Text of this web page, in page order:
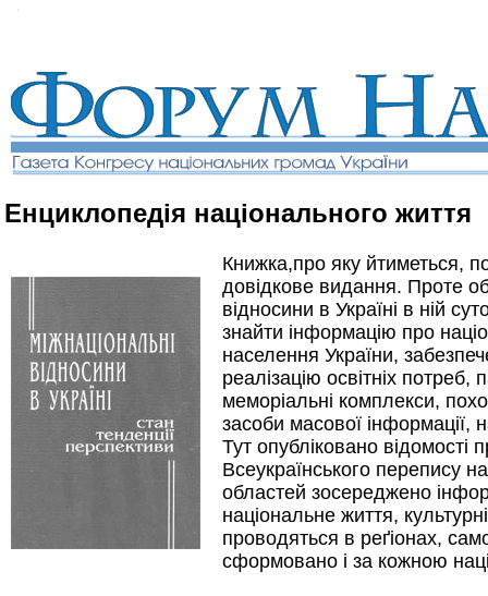
Енциклопедія національного життя
Книжка,про яку йтиметься,
довідкове видання. Проте
відносини в Україні в ній
знайти інформацію про
населення України,
реалізацію освітніх потреб,
меморіальні комплекси,
засоби масової інформації,
Тут опубліковано
Всеукраїнського перепису
областей зосереджено
національне життя,
проводяться в реґіонах,
сформовано і за кожною